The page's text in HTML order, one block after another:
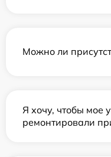
Можно ли
Я хочу, чтобы мое
ремонтировали